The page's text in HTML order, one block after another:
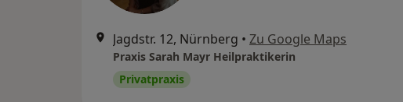
Jagdstr. 12, Nürnberg • Zu Google Maps
Praxis Sarah Mayr Heilpraktikerin
Privatpraxis